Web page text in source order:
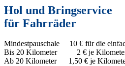
Hol und Bringservice
für Fahrräder
Mindestpauschale 10 € für die
Bis 20 Kilometer 2 € je
Ab 20 Kilometer 1,50 € je